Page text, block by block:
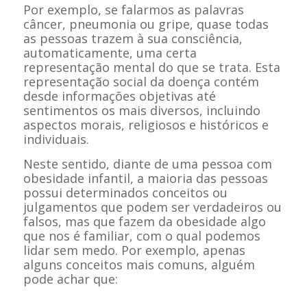
Por exemplo, se falarmos as palavras
câncer, pneumonia ou gripe, quase todas
as pessoas trazem à sua consciência,
automaticamente, uma certa
representação mental do que se trata. Esta
representação social da doença contém
desde informações objetivas até
sentimentos os mais diversos, incluindo
aspectos morais, religiosos e históricos e
individuais.
Neste sentido, diante de uma pessoa com
obesidade infantil, a maioria das pessoas
possui determinados conceitos ou
julgamentos que podem ser verdadeiros ou
falsos, mas que fazem da obesidade algo
que nos é familiar, com o qual podemos
lidar sem medo. Por exemplo, apenas
alguns conceitos mais comuns, alguém
pode achar que: